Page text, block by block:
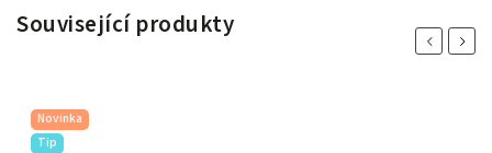
Související produkty
Previous
Novinka
Tip
Next